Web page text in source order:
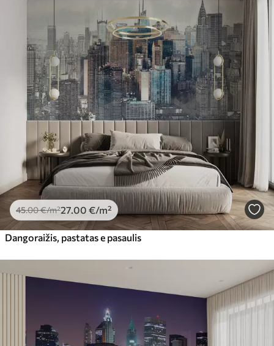
45.00€/m²27 .00 €/m²
Dangoraižis, pastatas e pasaulis